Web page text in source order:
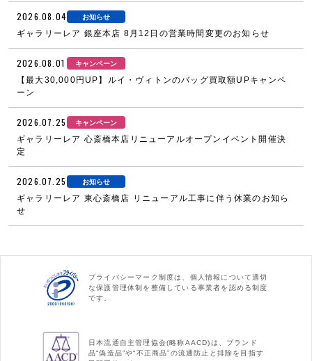
2026.08.04 お知らせ
ギャラリーレア 銀座本店 8月12日の営業時間変更のお知らせ
2026.08.01 キャンペーン
【最大30,000円UP】ルイ・ヴィトンのバッグ買取額UPキャンペ
ーン
2026.07.25 キャンペーン
ギャラリーレア 心斎橋本店リニューアルオープンイベント開催決
定
2026.07.25 お知らせ
ギャラリーレア 東心斎橋店 リニューアル工事に伴う休業のお知ら
せ
プライバシーマーク制度は、個人情報について適切
な保護管理体制を整備している事業者を認める制度
です。
日本流通自主管理協会(略称AACD)は、ブランド
品“偽造品”や“不正商品”の流通防止と排除を目指す